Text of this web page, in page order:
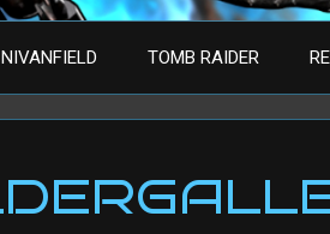
NIVANFIELD TOMB RAIDER